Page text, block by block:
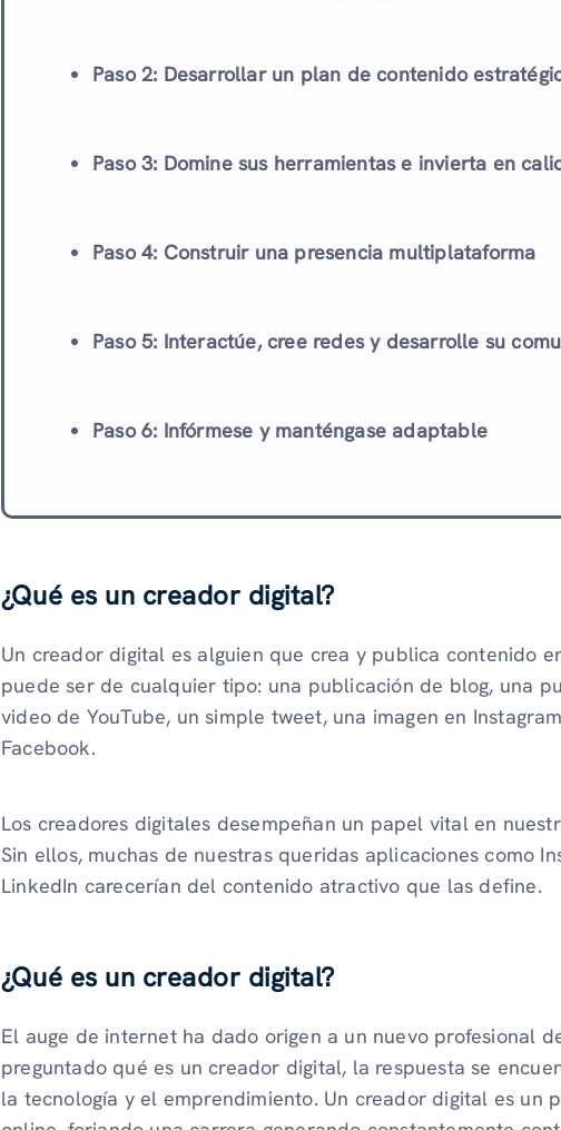
Paso 2: Desarrollar un plan de contenido
Paso 3: Domine sus herramientas e invierta en
Paso 4: Construir una presencia multiplataforma
Paso 5: Interactúe, cree redes y desarrolle su
Paso 6: Infórmese y manténgase adaptable
¿Qué es un creador digital?
Un creador digital es alguien que crea y publica contenido
puede ser de cualquier tipo: una publicación de blog, una
video de YouTube, un simple tweet, una imagen en
Facebook.
Los creadores digitales desempeñan un papel vital en
Sin ellos, muchas de nuestras queridas aplicaciones como
LinkedIn carecerían del contenido atractivo que las define.
¿Qué es un creador digital?
El auge de internet ha dado origen a un nuevo profesional
preguntado qué es un creador digital, la respuesta se
la tecnología y el emprendimiento. Un creador digital es un